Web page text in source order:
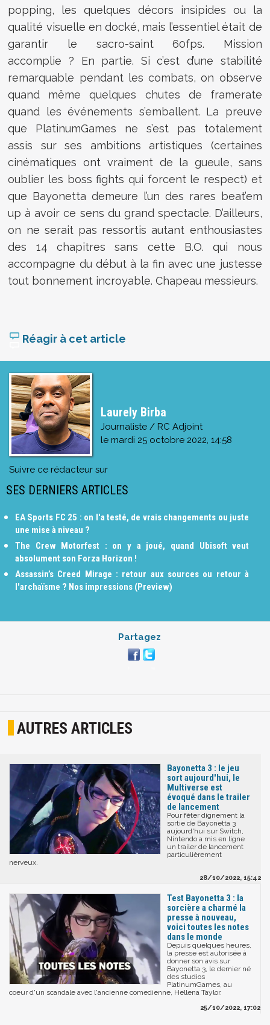
popping, les quelques décors insipides ou la
qualité visuelle en docké, mais l’essentiel était de
garantir le sacro-saint 60fps. Mission
accomplie ? En partie. Si c’est d’une stabilité
remarquable pendant les combats, on observe
quand même quelques chutes de framerate
quand les événements s’emballent. La preuve
que PlatinumGames ne s’est pas totalement
assis sur ses ambitions artistiques (certaines
cinématiques ont vraiment de la gueule, sans
oublier les boss fights qui forcent le respect) et
que Bayonetta demeure l’un des rares beat’em
up à avoir ce sens du grand spectacle. D’ailleurs,
on ne serait pas ressortis autant enthousiastes
des 14 chapitres sans cette B.O. qui nous
accompagne du début à la fin avec une justesse
tout bonnement incroyable. Chapeau messieurs.
Réagir à cet article
Laurely Birba
Journaliste / RC Adjoint
le mardi 25 octobre 2022, 14:58
Suivre ce rédacteur sur
SES DERNIERS ARTICLES
EA Sports FC 25 : on l'a testé, de vrais changements ou juste
une mise à niveau ?
The Crew Motorfest : on y a joué, quand Ubisoft veut
absolument son Forza Horizon !
Assassin’s Creed Mirage : retour aux sources ou retour à
l'archaïsme ? Nos impressions (Preview)
Partagez
AUTRES ARTICLES
Bayonetta 3 : le jeu
sort aujourd'hui, le
Multiverse est
évoqué dans le trailer
de lancement
Pour fêter dignement la
sortie de Bayonetta 3
aujourd'hui sur Switch,
Nintendo a mis en ligne
un trailer de lancement
particulièrement
nerveux.
28/10/2022, 15:42
Test Bayonetta 3 : la
sorcière a charmé la
presse à nouveau,
voici toutes les notes
dans le monde
Depuis quelques heures,
la presse est autorisée à
donner son avis sur
Bayonetta 3, le dernier né
des studios
PlatinumGames, au
coeur d'un scandale avec l'ancienne comedienne, Hellena Taylor.
25/10/2022, 17:02